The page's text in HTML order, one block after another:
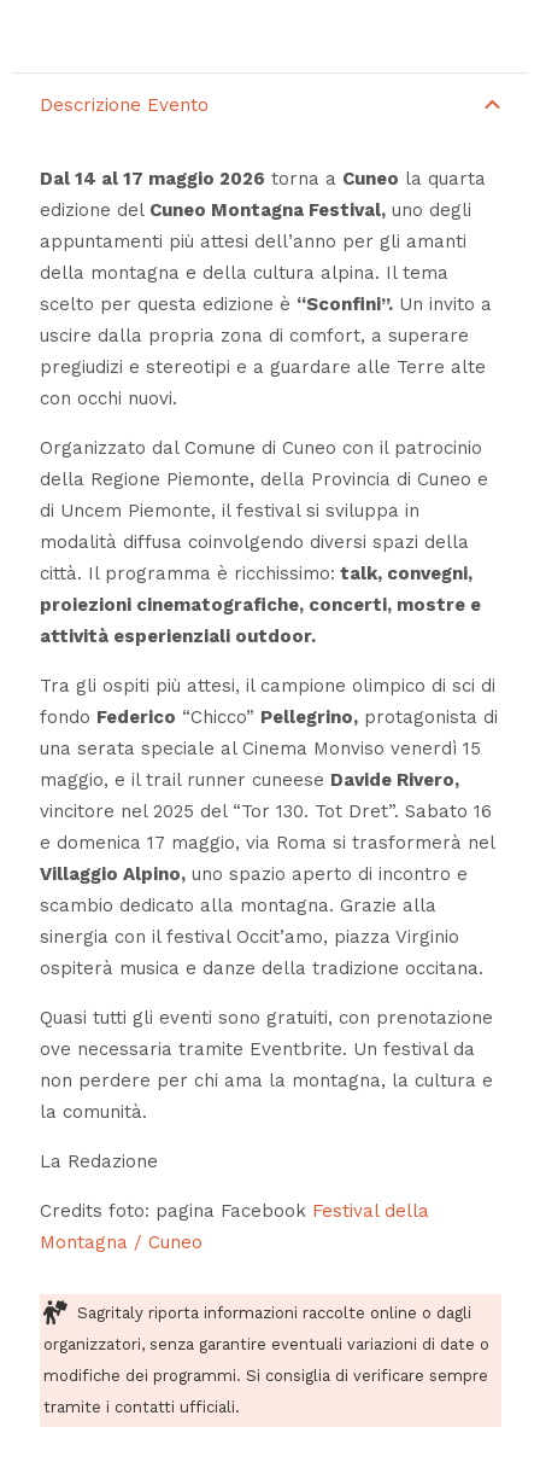
Descrizione Evento
Dal 14 al 17 maggio 2026 torna a Cuneo la quarta
edizione del Cuneo Montagna Festival,uno degli
appuntamenti più attesi dell’anno per gli amanti
della montagna e della cultura alpina. Il tema
scelto per questa edizione è “Sconfini”.Un invito a
uscire dalla propria zona di comfort, a superare
pregiudizi e stereotipi e a guardare alle Terre alte
con occhi nuovi.
Organizzato dal Comune di Cuneo con il patrocinio
della Regione Piemonte, della Provincia di Cuneo e
di Uncem Piemonte, il festival si sviluppa in
modalità diffusa coinvolgendo diversi spazi della
città. Il programma è ricchissimo: talk, convegni,
proiezioni cinematografiche, concerti, mostre e
attività esperienziali outdoor.
Tra gli ospiti più attesi, il campione olimpico di sci di
fondo Federico “Chicco” Pellegrino,protagonista di
una serata speciale al Cinema Monviso venerdì 15
maggio, e il trail runner cuneese Davide Rivero,
vincitore nel 2025 del “Tor 130. Tot Dret”. Sabato 16
e domenica 17 maggio, via Roma si trasformerà nel
Villaggio Alpino,uno spazio aperto di incontro e
scambio dedicato alla montagna. Grazie alla
sinergia con il festival Occit’amo, piazza Virginio
ospiterà musica e danze della tradizione occitana.
Quasi tutti gli eventi sono gratuiti, con prenotazione
ove necessaria tramite Eventbrite. Un festival da
non perdere per chi ama la montagna, la cultura e
la comunità.
La Redazione
Credits foto: pagina Facebook Festival della
Montagna / Cuneo
Sagritaly riporta informazioni raccolte online o dagli
organizzatori, senza garantire eventuali variazioni di date o
modifiche dei programmi. Si consiglia di verificare sempre
tramite i contatti ufficiali.